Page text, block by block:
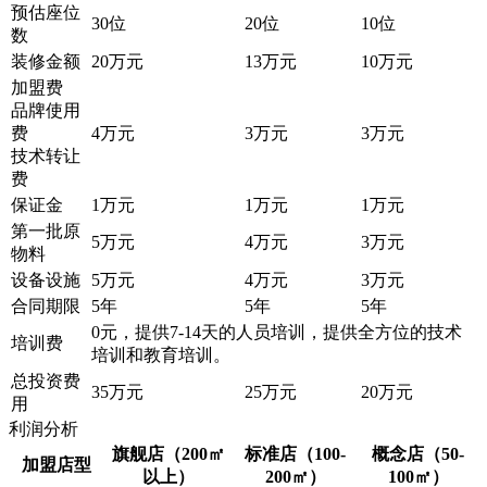
预估座位
数
30位 20位 10位
装修金额 20万元 13万元
10万元
加盟费
品牌使用
费
技术转让
费
4万元 3万元 3万元
保证金 1万元 1万元
1万元
第一批原
物料
5万元 4万元 3万元
设备设施 5万元 4万元
3万元
合同期限
5年 5年
5年
培训费
0元，提供7-14天的人员培训，提供全方位的技术
培训和教育培训。
总投资费
用
35万元 25万元
20万元
利润分析
加盟店型
旗舰店（200㎡
以上）
标准店（100-
200㎡ ）
概念店（50-
100㎡ ）